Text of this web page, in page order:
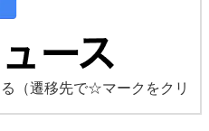
（遷移先で☆マークをクリ